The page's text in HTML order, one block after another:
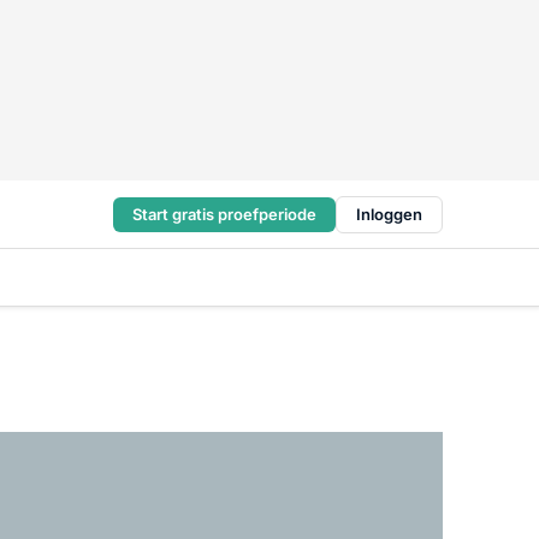
Start gratis proefperiode Inloggen